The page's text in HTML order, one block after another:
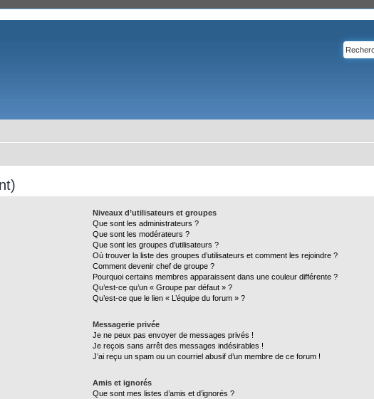
Niveaux d’utilisateurs et groupes
Que sont les administrateurs ?
Que sont les modérateurs ?
Que sont les groupes d’utilisateurs ?
Où trouver la liste des groupes d’utilisateurs et comment les rejoindre ?
Comment devenir chef de groupe ?
Pourquoi certains membres apparaissent dans une couleur différente ?
Qu’est-ce qu’un « Groupe par défaut » ?
Qu’est-ce que le lien « L’équipe du forum » ?
Messagerie privée
Je ne peux pas envoyer de messages privés !
Je reçois sans arrêt des messages indésirables !
J’ai reçu un spam ou un courriel abusif d’un membre de ce forum !
Amis et ignorés
Que sont mes listes d’amis et d’ignorés ?